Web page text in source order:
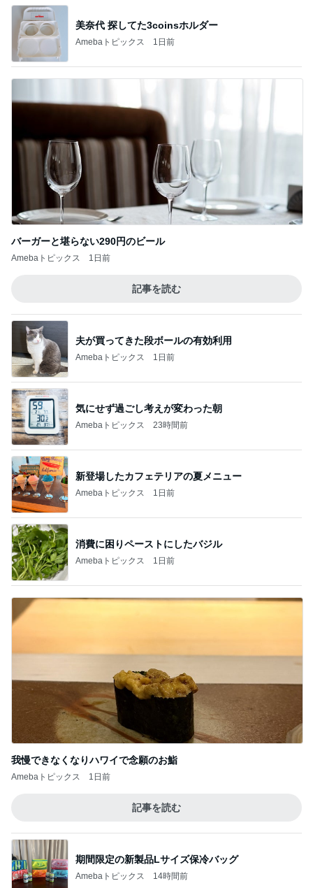
美奈代 探してた3coinsホルダー
Amebaトピックス 1日前
バーガーと堪らない290円のビール
Amebaトピックス 1日前
記事を読む
夫が買ってきた段ボールの有効利用
Amebaトピックス 1日前
気にせず過ごし考えが変わった朝
Amebaトピックス 23時間前
新登場したカフェテリアの夏メニュー
Amebaトピックス 1日前
消費に困りペーストにしたバジル
Amebaトピックス 1日前
我慢できなくなりハワイで念願のお鮨
Amebaトピックス 1日前
記事を読む
期間限定の新製品Lサイズ保冷バッグ
Amebaトピックス 14時間前